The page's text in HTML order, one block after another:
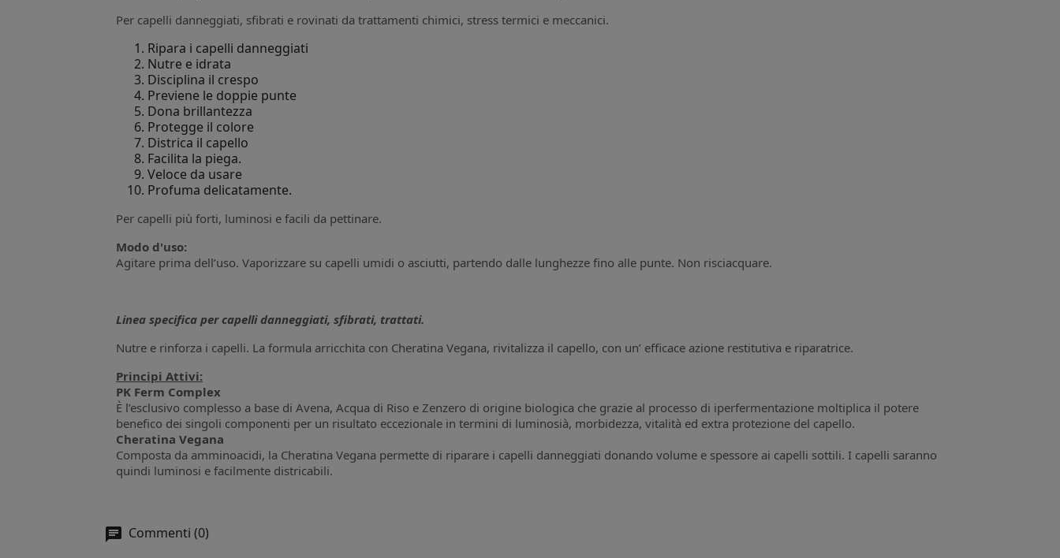
Per capelli danneggiati, sfibrati e rovinati da trattamenti chimici, stress termici e meccanici.
Ripara i capelli danneggiati
Nutre e idrata
Disciplina il crespo
Previene le doppie punte
Dona brillantezza
Protegge il colore
Districa il capello
Facilita la piega.
Veloce da usare
Profuma delicatamente.
Per capelli più forti, luminosi e facili da pettinare.
Modo d'uso:
Agitare prima dell’uso. Vaporizzare su capelli umidi o asciutti, partendo dalle lunghezze fino alle punte. Non risciacquare.
Linea specifica per capelli danneggiati, sfibrati, trattati.
Nutre e rinforza i capelli. La formula arricchita con Cheratina Vegana, rivitalizza il capello, con un’ efficace azione restitutiva e riparatrice.
Principi Attivi:
PK Ferm Complex
È l’esclusivo complesso a base di Avena, Acqua di Riso e Zenzero di origine biologica che grazie al processo di iperfermentazione moltiplica il potere
benefico dei singoli componenti per un risultato eccezionale in termini di luminosià, morbidezza, vitalità ed extra protezione del capello.
Cheratina Vegana
Composta da amminoacidi, la Cheratina Vegana permette di riparare i capelli danneggiati donando volume e spessore ai capelli sottili. I capelli saranno
quindi luminosi e facilmente districabili.
Commenti (0)